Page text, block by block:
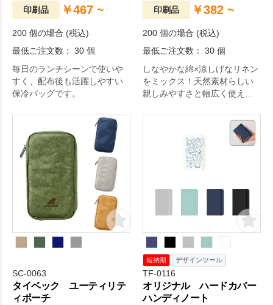
印刷品 ￥467 ~
200 個の場合 (税込)
最低ご注文数： 30 個
毎日のランチシーンで使いや
すく、配布後も活躍しやすい
保冷バッグです。
印刷品 ￥382 ~
200 個の場合 (税込)
最低ご注文数： 30 個
しなやかな綿×涼しげなリネン
をミックス！天然素材らしい
親しみやすさと幅広く使える
用頻度の高いポーチはオール
シーズン、ノベルティとして
使いやすいアイテムです。携
帯することが多い分、プロモ
ーション効果も高く、社会人
で、美容イベントやセミナー
SC-0063
タイベック ユーティリテ
ィポーチ
短納期 デザインツール
TF-0116
オリジナル ハードカバー
ハンディノート